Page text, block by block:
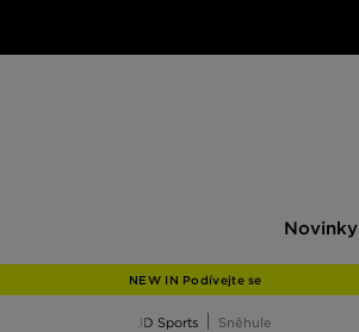
Novinky
NEW IN Podívejte se
JD Sports Sněhule